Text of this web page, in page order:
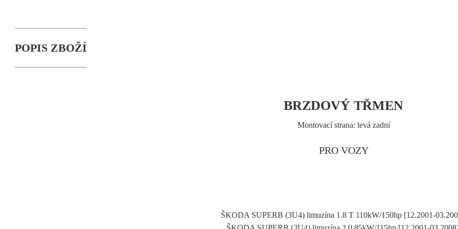
POPIS ZBOŽÍ
BRZDOVÝ TŘMEN
Montovací strana: levá zadní
PRO VOZY
ŠKODA SUPERB (3U4) limuzína 1.8 T 110kW/150hp [12.2001-